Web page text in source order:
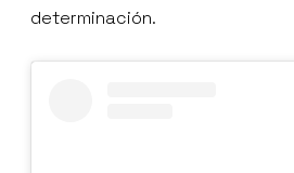
determinación.